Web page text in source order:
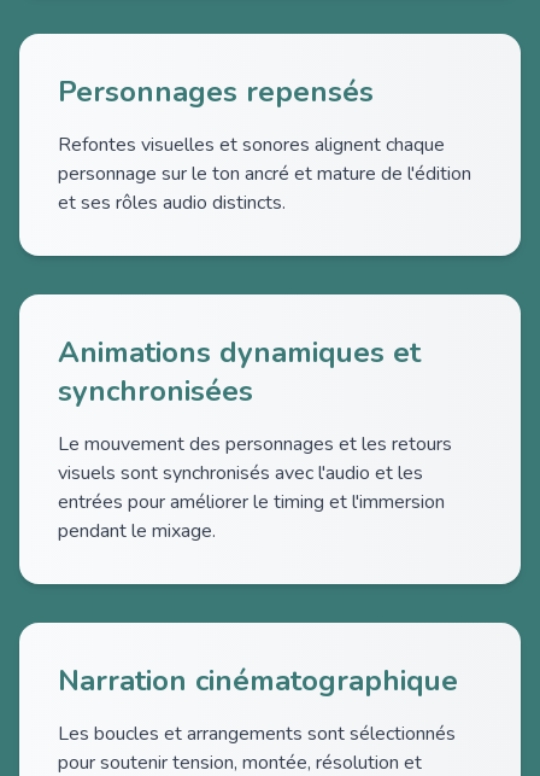
Personnages repensés
Refontes visuelles et sonores alignent chaque
personnage sur le ton ancré et mature de l'édition
et ses rôles audio distincts.
Animations dynamiques et
synchronisées
Le mouvement des personnages et les retours
visuels sont synchronisés avec l'audio et les
entrées pour améliorer le timing et l'immersion
pendant le mixage.
Narration cinématographique
Les boucles et arrangements sont sélectionnés
pour soutenir tension, montée, résolution et